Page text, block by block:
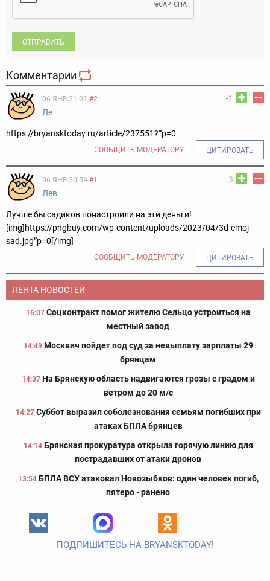
ОТПРАВИТЬ
Комментарии
-1
06 ЯНВ 21:02 #2
Ле
https://bryansktoday.ru/article/237551?"'p=0
СООБЩИТЬ МОДЕРАТОРУ ЦИТИРОВАТЬ
3
06 ЯНВ 20:59 #1
Лев
Лучше бы садиков понастроили на эти деньги!
[img]https://pngbuy.com/wp-content/uploads/2023/04/3d-emoj-
sad.jpg"'p=0[/img]
СООБЩИТЬ МОДЕРАТОРУ ЦИТИРОВАТЬ
ЛЕНТА НОВОСТЕЙ
16:07 Соцконтракт помог жителю Сельцо устроиться на
местный завод
14:49 Москвич пойдет под суд за невыплату зарплаты 29
брянцам
14:37 На Брянскую область надвигаются грозы с градом и
ветром до 20 м/с
14:27 Суббот выразил соболезнования семьям погибших при
атаках БПЛА брянцев
14:14 Брянская прокуратура открыла горячую линию для
пострадавших от атаки дронов
13:54 БПЛА ВСУ атаковал Новозыбков: один человек погиб,
пятеро - ранено
ПОДПИШИТЕСЬ НА BRYANSKTODAY!